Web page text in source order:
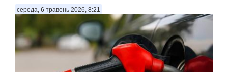
середа, 6 травень 2026, 8:21